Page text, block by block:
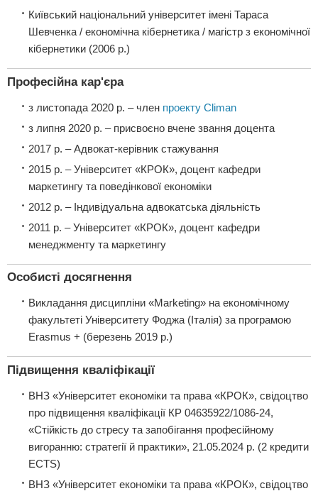
Київський національний університет імені Тараса
Шевченка / економічна кібернетика / магістр з економічної
кібернетики (2006 р.)
Професійна кар'єра
з листопада 2020 р. – член проекту Climan
з липня 2020 р. – присвоєно вчене звання доцента
2017 р. – Адвокат-керівник стажування
2015 р. – Університет «КРОК», доцент кафедри
маркетингу та поведінкової економіки
2012 р. – Індивідуальна адвокатська діяльність
2011 р. – Університет «КРОК», доцент кафедри
менеджменту та маркетингу
Особисті досягнення
Викладання дисципліни «Marketing» на економічному
факультеті Університету Фоджа (Італія) за програмою
Erasmus + (березень 2019 р.)
Підвищення кваліфікації
ВНЗ «Університет економіки та права «КРОК», свідоцтво
про підвищення кваліфікації КР 04635922/1086-24,
«Стійкість до стресу та запобігання професійному
вигоранню: стратегії й практики», 21.05.2024 р. (2 кредити
ECTS)
ВНЗ «Університет економіки та права «КРОК», свідоцтво